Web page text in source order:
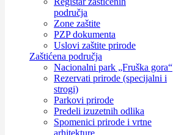
područja
Zone zaštite
PZP dokumenta
Uslovi zaštite prirode
Zaštićena područja
Nacionalni park „Fruška gora“
Rezervati prirode (specijalni i
strogi)
Parkovi prirode
Predeli izuzetnih odlika
Spomenici prirode i vrtne
arhitekture